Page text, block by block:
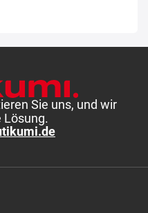
255-50-r-19 255-55-r-18
r-18 265-50-r-19 275-30-r-
40-r-19 275-45-r-20
Sie uns, und wir
Lösung.